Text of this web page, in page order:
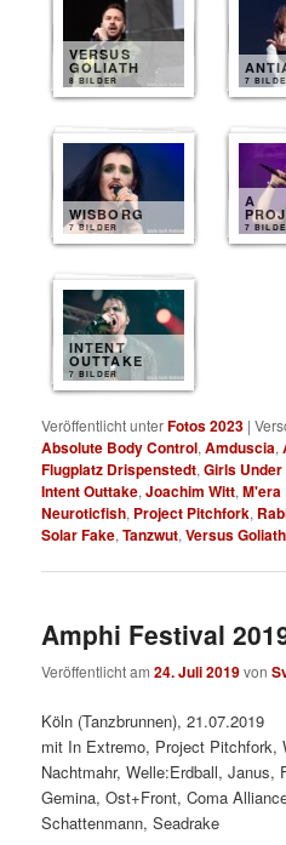
VERSUS
GOLIATH
8 BILDER 7
WISBORG
7 BILDER
A
7
INTENT
OUTTAKE
7 BILDER
Veröffentlicht unterFotos 2023 |
Absolute Body Control,Amduscia,
Flugplatz Drispenstedt,Girls
Intent Outtake,Joachim Witt,M'era
Neuroticfish, Project Pitchfork,
Solar Fake,Tanzwut,Versus Goliath
Amphi Festival
Veröffentlicht am24. Juli 2019von
Köln (Tanzbrunnen), 21.07.2019
mit In Extremo, Project Pitchfork,
Nachtmahr, Welle:Erdball, Janus,
Gemina, Ost+Front, Coma
Schattenmann, Seadrake